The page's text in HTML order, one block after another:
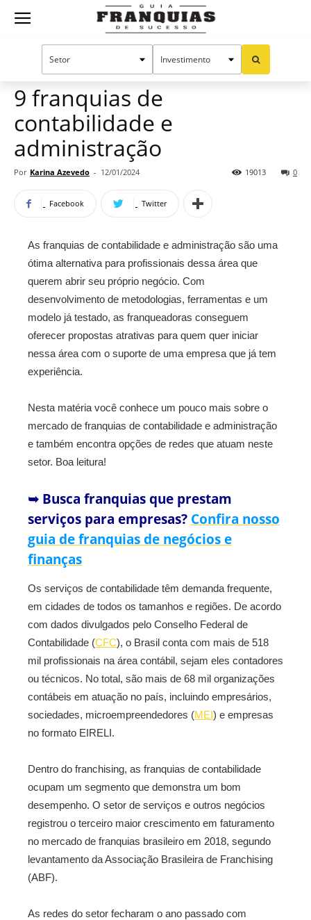
Guia
Oportunidades e tendências
9 franquias de
contabilidade e
administração
Por Karina Azevedo - 12/01/2024 0
19013
Facebook Twitter
As franquias de contabilidade e administração são uma
ótima alternativa para profissionais dessa área que
querem abrir seu próprio negócio. Com
desenvolvimento de metodologias, ferramentas e um
modelo já testado, as franqueadoras conseguem
oferecer propostas atrativas para quem quer iniciar
nessa área com o suporte de uma empresa que já tem
experiência.
Nesta matéria você conhece um pouco mais sobre o
mercado de franquias de contabilidade e administração
e também encontra opções de redes que atuam neste
setor. Boa leitura!
➥ Busca franquias que prestam
serviços para empresas? Confira nosso
guia de franquias de negócios e
finanças
Os serviços de contabilidade têm demanda frequente,
em cidades de todos os tamanhos e regiões. De acordo
com dados divulgados pelo Conselho Federal de
Contabilidade (CFC), o Brasil conta com mais de 518
mil profissionais na área contábil, sejam eles contadores
ou técnicos. No total, são mais de 68 mil organizações
contábeis em atuação no país, incluindo empresários,
sociedades, microempreendedores (MEI) e empresas
no formato EIRELI.
Dentro do franchising, as franquias de contabilidade
ocupam um segmento que demonstra um bom
desempenho. O setor de serviços e outros negócios
registrou o terceiro maior crescimento em faturamento
no mercado de franquias brasileiro em 2018, segundo
levantamento da Associação Brasileira de Franchising
(ABF).
As redes do setor fecharam o ano passado com